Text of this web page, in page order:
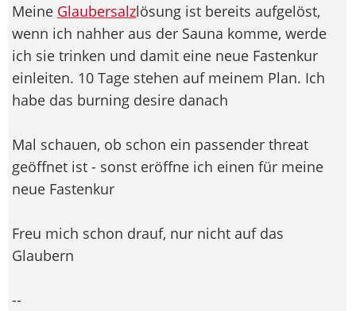
Meine Glaubersalzlösung ist bereits aufgelöst,
wenn ich nahher aus der Sauna komme, werde
ich sie trinken und damit eine neue Fastenkur
einleiten. 10 Tage stehen auf meinem Plan. Ich
habe das burning desire danach
Mal schauen, ob schon ein passender threat
geöffnet ist - sonst eröffne ich einen für meine
neue Fastenkur
Freu mich schon drauf, nur nicht auf das
Glaubern
--